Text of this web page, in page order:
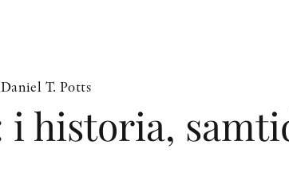
T. Potts
i historia,